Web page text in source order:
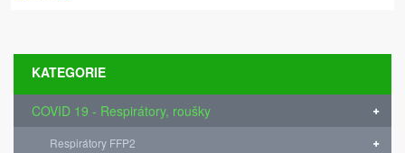
KATEGORIE
COVID 19 - Respirátory, roušky
Respirátory FFP2